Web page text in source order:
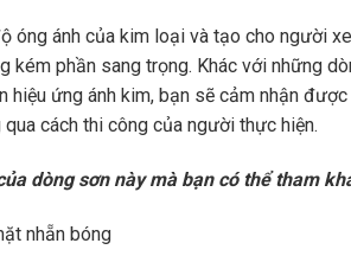
óng ánh của kim loại và tạo cho người
kém phần sang trọng. Khác với những
hiệu ứng ánh kim, bạn sẽ cảm nhận
cách thi công của người thực hiện.
dòng sơn này mà bạn có thể tham
nhẵn bóng